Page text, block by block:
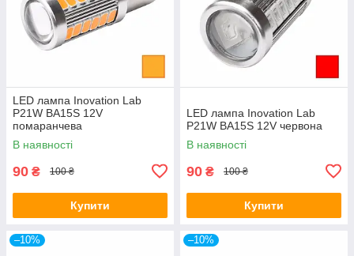
LED лампа Inovation Lab
P21W BA15S 12V
помаранчева
В наявності
90 ₴ 100 ₴
Купити
LED лампа Inovation Lab
P21W BA15S 12V червона
В наявності
90 ₴ 100 ₴
Купити
–10% –10%